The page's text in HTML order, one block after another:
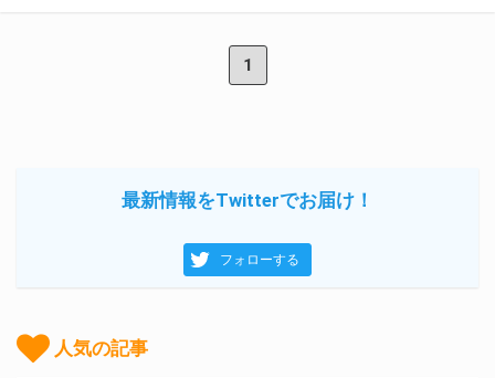
1
最新情報をTwitterでお届け！
フォローする
人気の記事